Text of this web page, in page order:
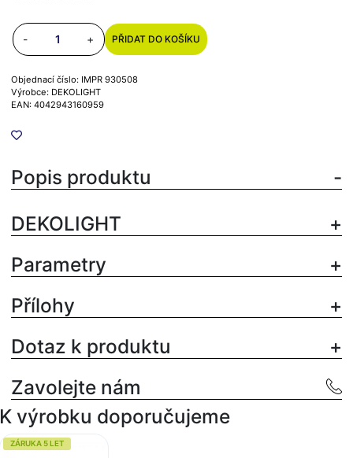
- + PŘIDAT DO KOŠÍKU
Objednací číslo: IMPR 930508
Výrobce: DEKOLIGHT
EAN: 4042943160959
Popis produktu
DEKOLIGHT
Parametry
Přílohy
Dotaz k produktu
Zavolejte nám
K výrobku doporučujeme
ZÁRUKA 5 LET